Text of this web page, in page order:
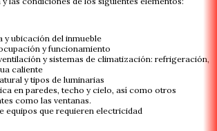
y ubicación del inmueble
y funcionamiento
y sistemas de climatización: refrigeración,
caliente
y tipos de luminarias
en paredes, techo y cielo, así como otros
como las ventanas.
equipos que requieren electricidad